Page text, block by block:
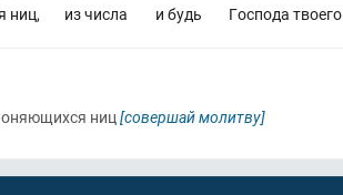
Господа твоего
и будь
из числа
ниц,
ниц[совершай молитву]